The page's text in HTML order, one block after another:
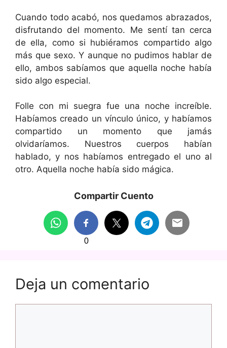
Cuando todo acabó, nos quedamos abrazados,
disfrutando del momento. Me sentí tan cerca
de ella, como si hubiéramos compartido algo
más que sexo. Y aunque no pudimos hablar de
ello, ambos sabíamos que aquella noche había
sido algo especial.
Folle con mi suegra fue una noche increíble.
Habíamos creado un vínculo único, y habíamos
compartido un momento que jamás
olvidaríamos. Nuestros cuerpos habían
hablado, y nos habíamos entregado el uno al
otro. Aquella noche había sido mágica.
Compartir Cuento
0
Deja un comentario